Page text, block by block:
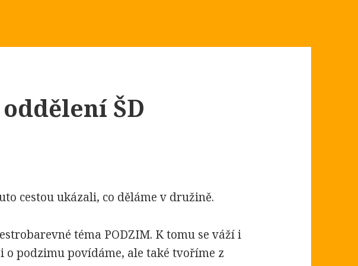
ŠD
cestou ukázali, co děláme v družině.
téma PODZIM. K tomu se váží i
o podzimu povídáme, ale také tvoříme z